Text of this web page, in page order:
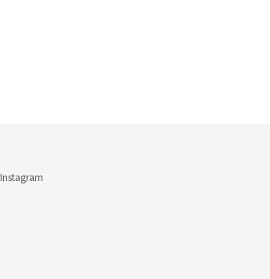
Instagram